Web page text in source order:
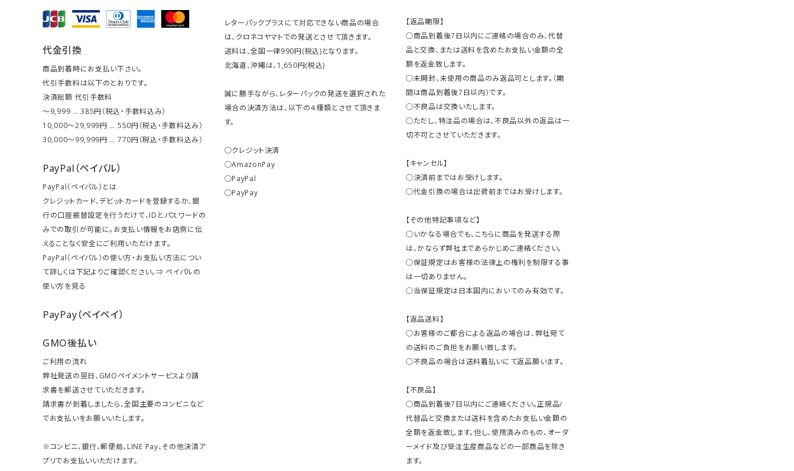
代金引換
商品到着時にお支払い下さい。
代引手数料は以下のとおりです。
決済総額 代引手数料
～9,999 … 385円（税込・手数料込み）
10,000～29,999円 … 550円（税込・手数料込み）
30,000～99,999円 … 770円（税込・手数料込み）
PayPal（ペイパル）
PayPal（ペイパル）とは
クレジットカード、デビットカードを登録するか、銀
行の口座振替設定を行うだけで、IDとパスワードの
みでの取引が可能に。お支払い情報をお店側に伝
えることなく安全にご利用いただけます。
PayPal（ペイパル）の使い方・お支払い方法につい
て詳しくは下記よりご確認ください。⇒ ペイパルの
使い方を見る
PayPay（ペイペイ）
GMO後払い
ご利用の流れ
弊社発送の翌日、GMOペイメントサービスより請
求書を郵送させていただきます。
請求書が到着しましたら、全国主要のコンビニなど
でお支払いをお願いいたします。
※コンビニ、銀行、郵便局、LINE Pay、その他決済ア
プリでお支払いいただけます。
レターパックプラスにて対応できない商品の場合
は、クロネコヤマトでの発送とさせて頂きます。
送料は、全国一律990円(税込)となります。
北海道、沖縄は、1,650円(税込)
誠に勝手ながら、レターパックの発送を選択された
場合の決済方法は、以下の４種類とさせて頂きま
す。
○クレジット決済
○AmazonPay
○PayPal
○PayPay
【返品期限】
○商品到着後7日以内にご連絡の場合のみ、代替
品と交換、または送料を含めたお支払い金額の全
額を返金致します。
○未開封、未使用の商品のみ返品可とします。（期
間は商品到着後7日以内）です。
○不良品は交換いたします。
○ただし、特注品の場合は、不良品以外の返品は一
切不可とさせていただきます。
【キャンセル】
○決済前まではお受けします。
○代金引換の場合は出荷前まではお受けします。
【その他特記事項など】
○いかなる場合でも、こちらに商品を発送する際
は、かならず弊社まであらかじめご連絡ください。
○保証規定はお客様の法律上の権利を制限する事
は一切ありません。
○当保証規定は日本国内においてのみ有効です。
【返品送料】
○お客様のご都合による返品の場合は、弊社宛て
の送料のご負担をお願い致します。
○不良品の場合は送料着払いにて返品願います。
【不良品】
○商品到着後7日以内にご連絡ください。正規品/
代替品と交換または送料を含めたお支払い金額の
全額を返金致します。但し、使用済みのもの、オーダ
ーメイド及び受注生産商品などの一部商品を除き
ます。